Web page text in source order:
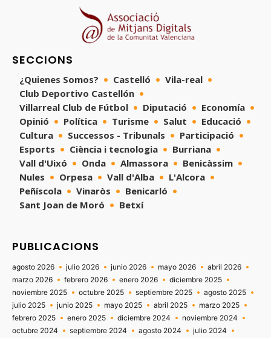
SECCIONS
¿Quienes Somos? Castelló
Vila-real
Club Deportivo Castellón
Villarreal Club de Fútbol
Diputació
Economía
Opinió
Política Turisme Salut
Educació
Cultura
Successos - Tribunals
Participació
Esports
Ciència i tecnologia
Burriana
Vall d'Uixó
Onda Almassora
Benicàssim
Nules
Orpesa Vall d'Alba
L'Alcora
Peñíscola
Vinaròs
Benicarló
Sant Joan de Moró
Betxí
PUBLICACIONS
agosto 2026 julio 2026 junio 2026 mayo 2026
abril 2026
marzo 2026
febrero 2026 enero 2026
diciembre 2025
noviembre 2025
octubre 2025 septiembre 2025
agosto 2025
julio 2025
junio 2025 mayo 2025 abril 2025
marzo 2025
febrero 2025
enero 2025 diciembre 2024
noviembre 2024
octubre 2024
septiembre 2024 agosto 2024
julio 2024